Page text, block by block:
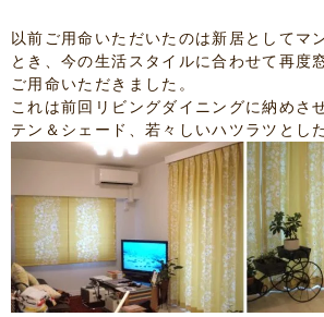
以前ご用命いただいたのは新居としてマ
とき、今の生活スタイルに合わせて再度
ご用命いただきました。
これは前回リビングダイニングに納めさ
テン＆シェード、若々しいハツラツとし